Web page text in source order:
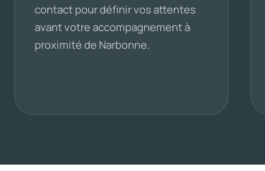
contact pour définir vos attentes
avant votre accompagnement à
proximité de Narbonne.